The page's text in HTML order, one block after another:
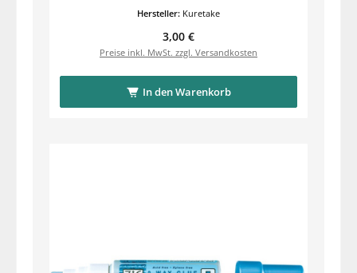
Hersteller: Kuretake
Regulärer Preis:
3,00 €
Preise inkl. MwSt. zzgl. Versandkosten
In den Warenkorb